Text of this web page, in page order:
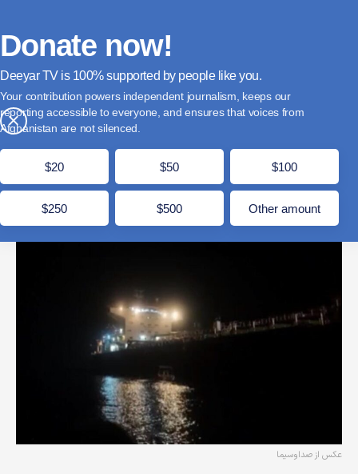
×
Donate now!
Deeyar TV is supported by people like you.
Your contribution powers independent journalism, keeps our
reporting accessible to everyone, and ensures that voices from
Afghanistan are not silenced.
$20 $50 $100
$250 $500 Other amount
رسانه‌ی ایرانی می‌گوید یک نفتکش توسط ارتش این
کشور توقیف شده است
عکس از صداوسیما